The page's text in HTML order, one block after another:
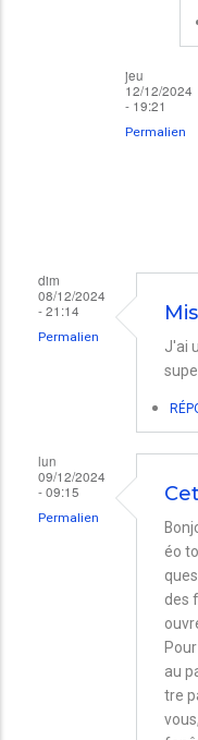
jeu
12/12/2024
- 19:21
Permalien
activé
Nicolas
dim
08/12/2024
- 21:14
Permalien
J'ai
lun
09/12/2024
- 09:15
Permalien
éo
des
au
tre